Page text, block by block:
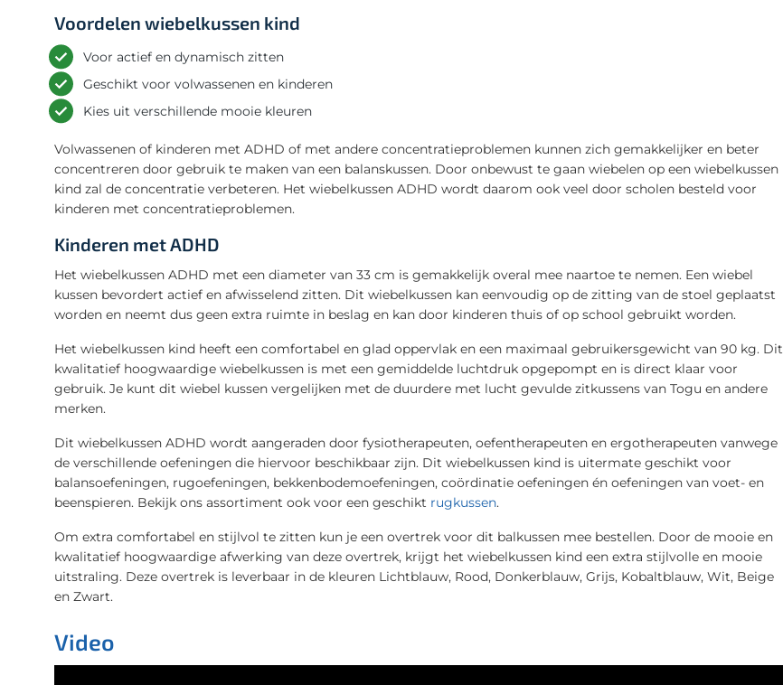
Voordelen wiebelkussen kind
Voor actief en dynamisch zitten
Geschikt voor volwassenen en kinderen
Kies uit verschillende mooie kleuren
Volwassenen of kinderen met ADHD of met andere concentratieproblemen kunnen zich gemakkelijker en beter
concentreren door gebruik te maken van een balanskussen. Door onbewust te gaan wiebelen op een wiebelkussen
kind zal de concentratie verbeteren. Het wiebelkussen ADHD wordt daarom ook veel door scholen besteld voor
kinderen met concentratieproblemen.
Kinderen met ADHD
Het wiebelkussen ADHD met een diameter van 33 cm is gemakkelijk overal mee naartoe te nemen. Een wiebel
kussen bevordert actief en afwisselend zitten. Dit wiebelkussen kan eenvoudig op de zitting van de stoel geplaatst
worden en neemt dus geen extra ruimte in beslag en kan door kinderen thuis of op school gebruikt worden.
Het wiebelkussen kind heeft een comfortabel en glad oppervlak en een maximaal gebruikersgewicht van 90 kg. Dit
kwalitatief hoogwaardige wiebelkussen is met een gemiddelde luchtdruk opgepompt en is direct klaar voor
gebruik. Je kunt dit wiebel kussen vergelijken met de duurdere met lucht gevulde zitkussens van Togu en andere
merken.
Dit wiebelkussen ADHD wordt aangeraden door fysiotherapeuten, oefentherapeuten en ergotherapeuten vanwege
de verschillende oefeningen die hiervoor beschikbaar zijn. Dit wiebelkussen kind is uitermate geschikt voor
balansoefeningen, rugoefeningen, bekkenbodemoefeningen, coördinatie oefeningen én oefeningen van voet- en
beenspieren. Bekijk ons assortiment ook voor een geschikt rugkussen.
Om extra comfortabel en stijlvol te zitten kun je een overtrek voor dit balkussen mee bestellen. Door de mooie en
kwalitatief hoogwaardige afwerking van deze overtrek, krijgt het wiebelkussen kind een extra stijlvolle en mooie
uitstraling. Deze overtrek is leverbaar in de kleuren Lichtblauw, Rood, Donkerblauw, Grijs, Kobaltblauw, Wit, Beige
en Zwart.
Video